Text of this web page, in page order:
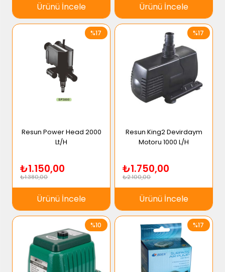
Ürünü İncele Ürünü İncele
Resun Power Head 2000
Lt/H
₺1.150,00
₺1.380,00
Ürünü İncele
%17
Resun King2 Devirdaym
Motoru 1000 L/H
₺1.750,00
₺2.100,00
Ürünü İncele
%17
%10 %17